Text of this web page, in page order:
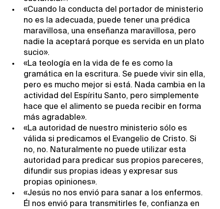
«Cuando la conducta del portador de ministerio
no es la adecuada, puede tener una prédica
maravillosa, una enseñanza maravillosa, pero
nadie la aceptará porque es servida en un plato
sucio».
«La teología en la vida de fe es como la
gramática en la escritura. Se puede vivir sin ella,
pero es mucho mejor si está. Nada cambia en la
actividad del Espíritu Santo, pero simplemente
hace que el alimento se pueda recibir en forma
más agradable».
«La autoridad de nuestro ministerio sólo es
válida si predicamos el Evangelio de Cristo. Si
no, no. Naturalmente no puede utilizar esta
autoridad para predicar sus propios pareceres,
difundir sus propias ideas y expresar sus
propias opiniones».
«Jesús no nos envió para sanar a los enfermos.
Él nos envió para transmitirles fe, confianza en